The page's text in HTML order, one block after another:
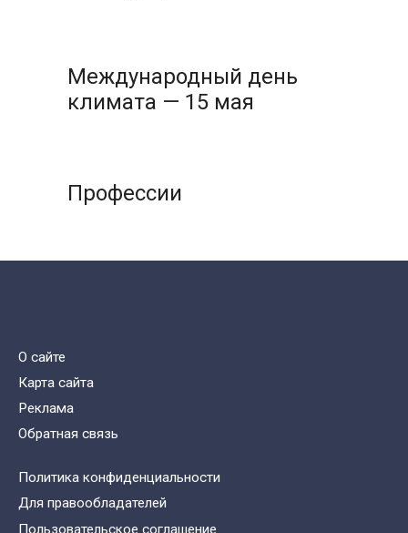
Международный день
климата — 15 мая
Профессии
О сайте
Карта сайта
Реклама
Обратная связь
Политика конфиденциальности
Для правообладателей
Пользовательское соглашение